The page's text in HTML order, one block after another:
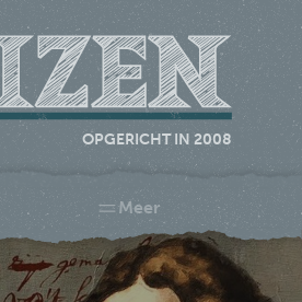
OPGERICHT IN 2008
Meer